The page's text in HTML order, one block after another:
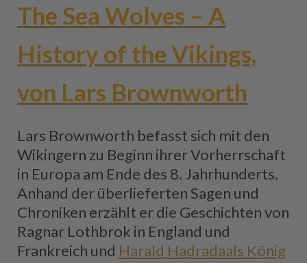
The Sea Wolves – A
History of the Vikings,
von Lars Brownworth
Lars Brownworth befasst sich mit den
Wikingern zu Beginn ihrer Vorherrschaft
in Europa am Ende des 8. Jahrhunderts.
Anhand der überlieferten Sagen und
Chroniken erzählt er die Geschichten von
Ragnar Lothbrok in England und
Frankreich und Harald Hadradaals König